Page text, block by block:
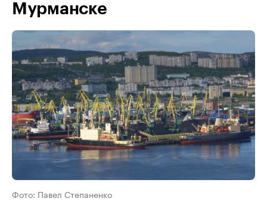
Мурманске
Фото: Павел Степаненко